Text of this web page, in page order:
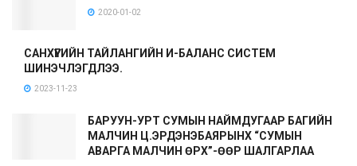
2020-01-02
САНХҮҮГИЙН ТАЙЛАНГИЙН И-БАЛАНС СИСТЕМ
ШИНЭЧЛЭГДЛЭЭ.
2023-11-23
БАРУУН-УРТ СУМЫН НАЙМДУГААР БАГИЙН
МАЛЧИН Ц.ЭРДЭНЭБАЯРЫНХ “СУМЫН
АВАРГА МАЛЧИН ӨРХ”-ӨӨР ШАЛГАРЛАА